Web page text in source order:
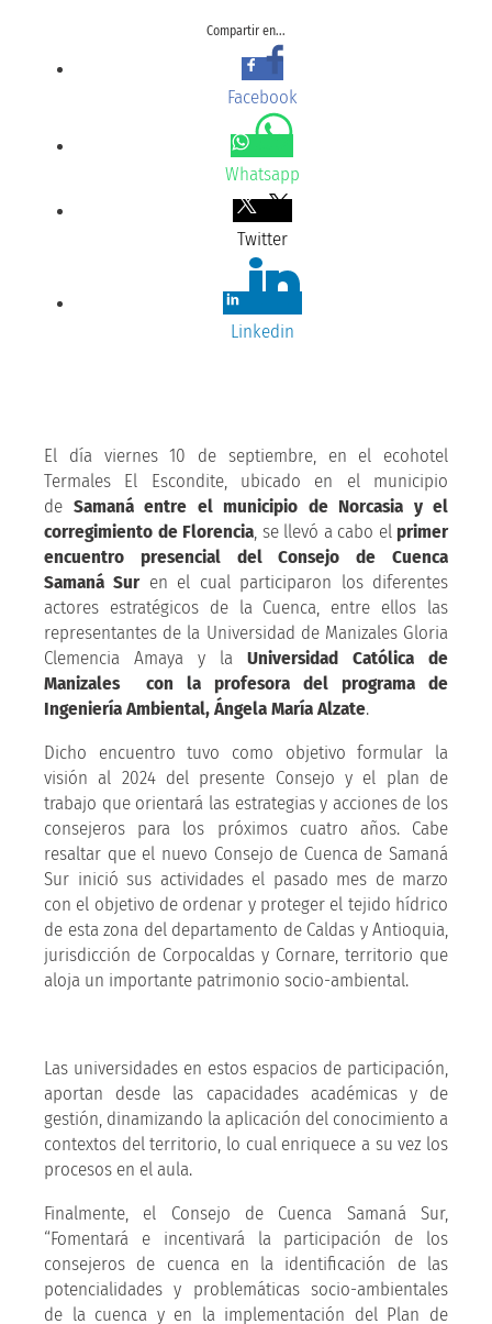
Compartir en...
Facebook
Whatsapp
Twitter
Linkedin
El día viernes 10 de septiembre, en el ecohotel
Termales El Escondite, ubicado en el municipio
de Samaná entre el municipio de Norcasia y el
corregimiento de Florencia, se llevó a cabo el primer
encuentro presencial del Consejo de Cuenca
Samaná Suren el cual participaron los diferentes
actores estratégicos de la Cuenca, entre ellos las
representantes de la Universidad de Manizales Gloria
Clemencia Amaya y la Universidad Católica de
Manizales con la profesora del programa de
Ingeniería Ambiental, Ángela María Alzate.
Dicho encuentro tuvo como objetivo formular la
visión al 2024 del presente Consejo y el plan de
trabajo que orientará las estrategias y acciones de los
consejeros para los próximos cuatro años. Cabe
resaltar que el nuevo Consejo de Cuenca de Samaná
Sur inició sus actividades el pasado mes de marzo
con el objetivo de ordenar y proteger el tejido hídrico
de esta zona del departamento de Caldas y Antioquia,
jurisdicción de Corpocaldas y Cornare, territorio que
aloja un importante patrimonio socio-ambiental.
Las universidades en estos espacios de participación,
aportan desde las capacidades académicas y de
gestión, dinamizando la aplicación del conocimiento a
contextos del territorio, lo cual enriquece a su vez los
procesos en el aula.
Finalmente, el Consejo de Cuenca Samaná Sur,
“Fomentará e incentivará la participación de los
consejeros de cuenca en la identificación de las
potencialidades y problemáticas socio-ambientales
de la cuenca y en la implementación del Plan de